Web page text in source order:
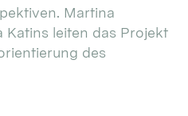
Martina
Katins leiten das Projekt
des